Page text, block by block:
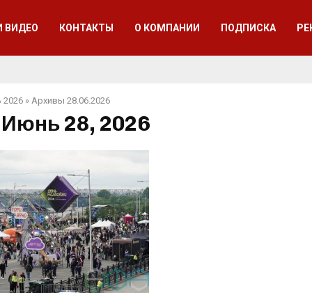
ВИДЕО КОНТАКТЫ О КОМПАНИИ ПОДПИСКА
» Архивы 28.06.2026
28, 2026